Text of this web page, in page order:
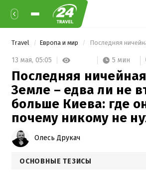
Travel Европа и мир
13 мая, 05:05 5 мин
Последняя
Земле – едва ли не
больше Киева: где
почему никому не
Олесь Друкач
ОСНОВНЫЕ ТЕЗИСЫ